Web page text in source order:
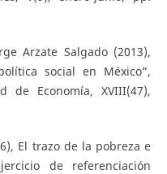
Arzate Salgado (2013),
social en México”,
de Economía, XVIII(47),
El trazo de la pobreza e
de referenciación